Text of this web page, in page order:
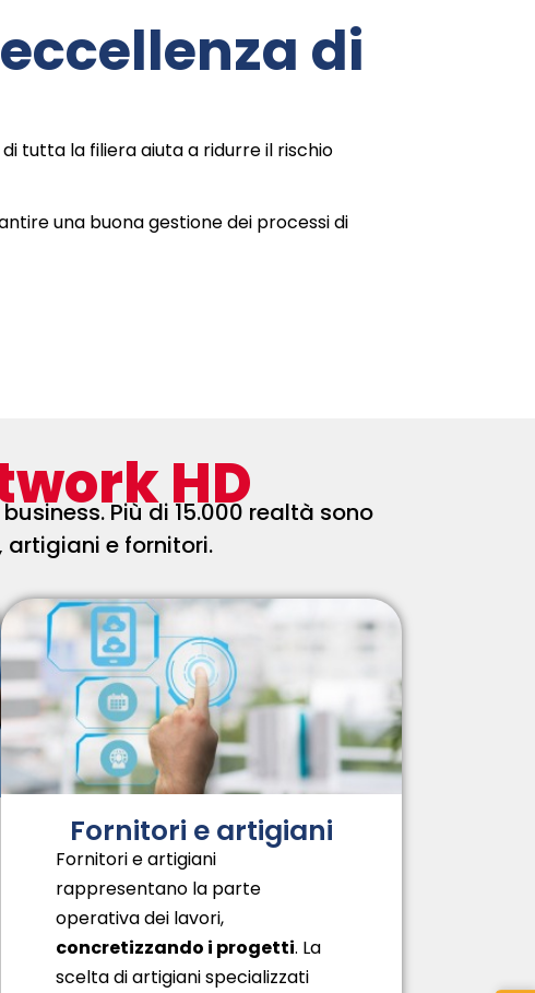
eccellenza di
tutta la filiera aiuta a ridurre il rischio
una buona gestione dei processi di
HD
Più di 15.000 realtà sono
e fornitori.
Fornitori e artigiani
Fornitori e artigiani
rappresentano la parte
operativa dei lavori,
concretizzando i progetti. La
scelta di artigiani specializzati